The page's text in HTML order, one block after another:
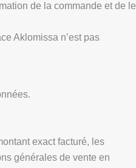
de la commande et de le
Aklomissa n’est pas
exact facturé, les
générales de vente en